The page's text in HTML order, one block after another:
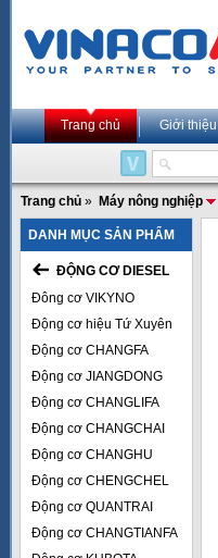
Trang chủ Giới thiệu
Trang chủ » Máy nông nghiệp
DANH MỤC SẢN PHẨM
ĐỘNG CƠ DIESEL
Đông cơ VIKYNO
Động cơ hiệu Tứ Xuyên
Động cơ CHANGFA
Động cơ JIANGDONG
Động cơ CHANGLIFA
Động cơ CHANGCHAI
Động cơ CHANGHU
Động cơ CHENGCHEL
Động cơ QUANTRAI
Động cơ CHANGTIANFA